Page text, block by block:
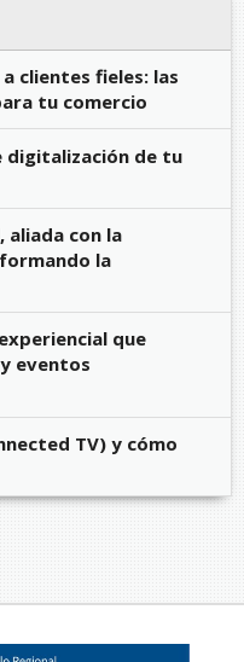
clientes fieles: las
tu comercio
digitalización de tu
aliada con la
la
que
eventos
TV) y cómo